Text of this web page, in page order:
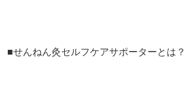
■せんねん灸セルフケアサポーターとは？